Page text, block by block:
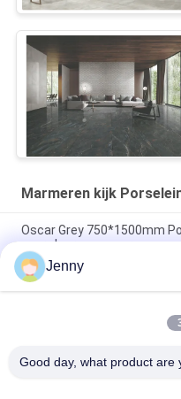
Marmeren kijk
Oscar Grey 750*1500mm
voor vloeren en muren
Cloud Grey porseleinen
marmeren afwerking
Zuivere grijze porseleinen
Jenny
Good day, what product are